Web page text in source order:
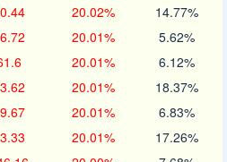
20.02% 14.77%
20.01% 5.62%
20.01% 6.12%
20.01% 18.37%
20.01% 6.83%
20.01% 17.26%